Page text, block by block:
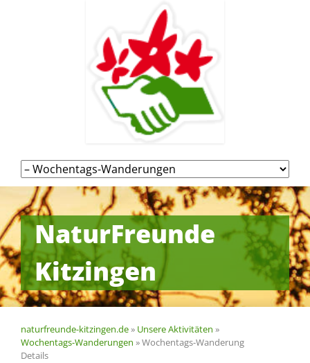
Navigation
überspringen
NaturFreunde
Kitzingen
naturfreunde-kitzingen.de» Unsere Aktivitäten »
Wochentags-Wanderungen »Wochentags-Wanderung
Details